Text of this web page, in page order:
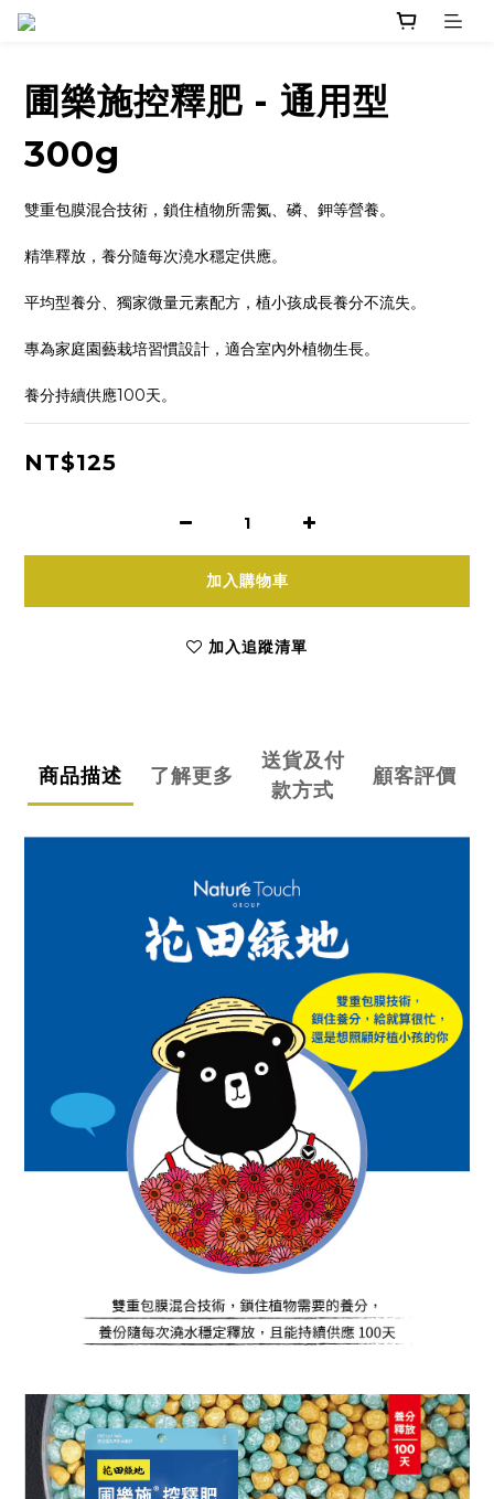
圃樂施控釋肥 - 通用型
300g
雙重包膜混合技術，鎖住植物所需氮、磷、鉀等營養。
精準釋放，養分隨每次澆水穩定供應。
平均型養分、獨家微量元素配方，植小孩成長養分不流失。
專為家庭園藝栽培習慣設計，適合室內外植物生長。
養分持續供應100天。
NT$125
加入購物車
加入追蹤清單
商品描述 了解更多
送貨及付
款方式
顧客評價